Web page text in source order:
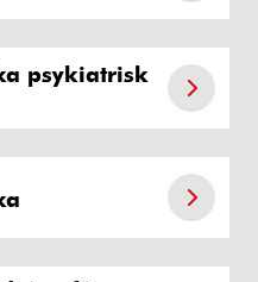
psykiatrisk